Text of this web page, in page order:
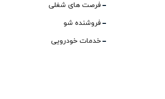
فرصت های شغلی
فروشنده شو
خدمات خودرویی